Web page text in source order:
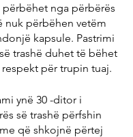
nga përbërës
nuk përbëhen vetëm
kapsule. Pastrimi
trashë duhet të bëhet
për trupin tuaj.
ynë 30 -ditor i
së trashë përfshin
që shkojnë përtej